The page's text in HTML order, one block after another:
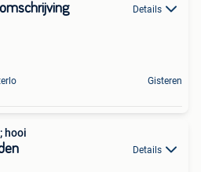
Details
Gisteren
hooi
Details